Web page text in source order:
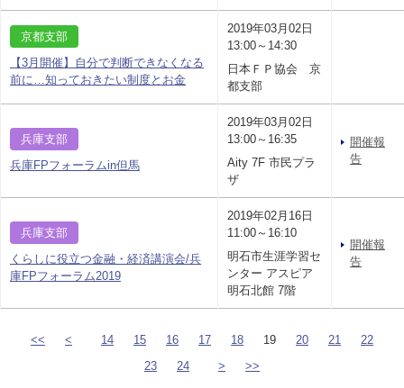
京都支部
【3月開催】自分で判断できなくなる
前に…知っておきたい制度とお金
2019年03月02日
13:00～14:30
日本ＦＰ協会 京
都支部
兵庫支部
兵庫FPフォーラムin但馬
2019年03月02日
13:00～16:35
Aity 7F 市民プラ
ザ
開催報
告
兵庫支部
くらしに役立つ金融・経済講演会/兵
庫FPフォーラム2019
2019年02月16日
11:00～16:10
明石市生涯学習セ
ンター アスピア
明石北館 7階
開催報
告
<< < 14 15 16 17 18 19 20 21
22
23
24 > >>